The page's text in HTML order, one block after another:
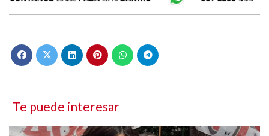
Te puede interesar